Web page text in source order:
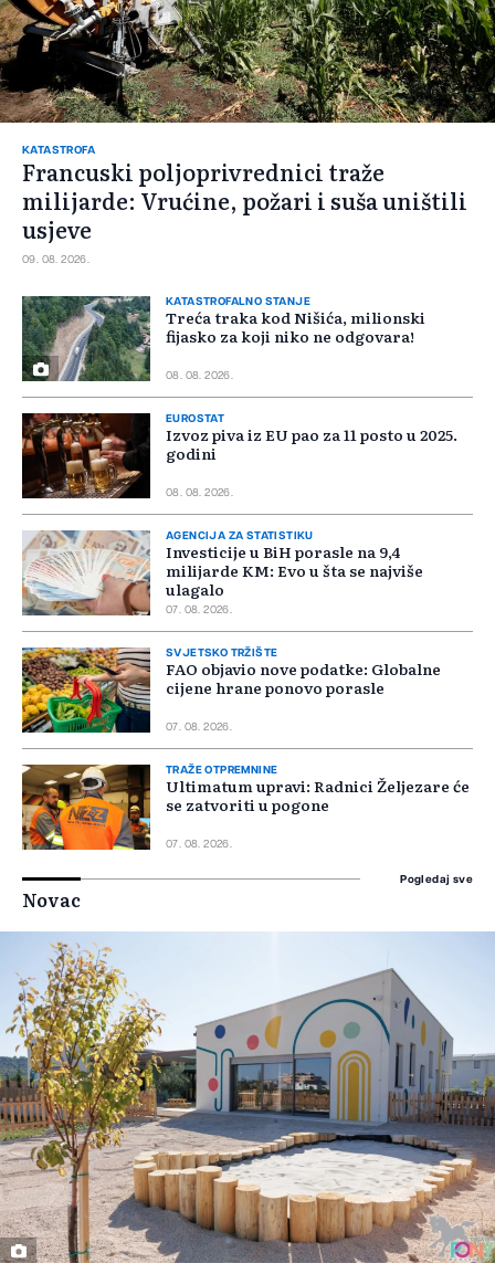
KATASTROFA
Francuski poljoprivrednici traže
milijarde: Vrućine, požari i suša uništili
usjeve
09. 08. 2026.
KATASTROFALNO STANJE
Treća traka kod Nišića, milionski
fijasko za koji niko ne odgovara!
08. 08. 2026.
EUROSTAT
Izvoz piva iz EU pao za 11 posto u 2025.
godini
08. 08. 2026.
AGENCIJA ZA STATISTIKU
Investicije u BiH porasle na 9,4
milijarde KM: Evo u šta se najviše
ulagalo
07. 08. 2026.
SVJETSKO TRŽIŠTE
FAO objavio nove podatke: Globalne
cijene hrane ponovo porasle
07. 08. 2026.
TRAŽE OTPREMNINE
Ultimatum upravi: Radnici Željezare će
se zatvoriti u pogone
07. 08. 2026.
Pogledaj sve
Novac